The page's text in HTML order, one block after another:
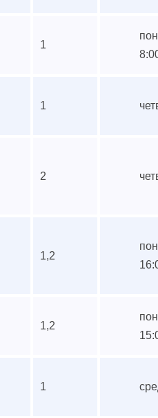
1
1
2
1,2
1,2
1